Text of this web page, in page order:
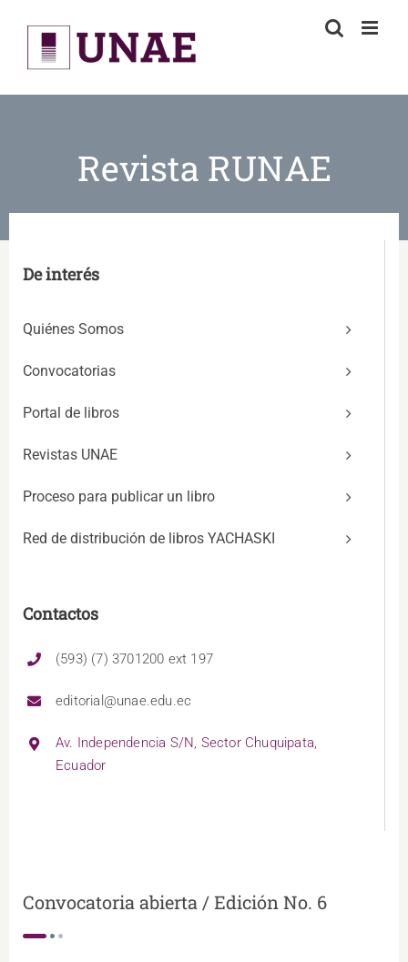
content
Revista RUNAE
De interés
Quiénes Somos
Convocatorias
Portal de libros
Revistas UNAE
Proceso para publicar un libro
Red de distribución de libros YACHASKI
Contactos
(593) (7) 3701200 ext 197
editorial@unae.edu.ec
Av. Independencia S/N, Sector Chuquipata,
Ecuador
Convocatoria abierta / Edición No. 6